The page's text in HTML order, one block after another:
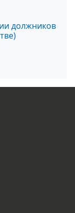
должников